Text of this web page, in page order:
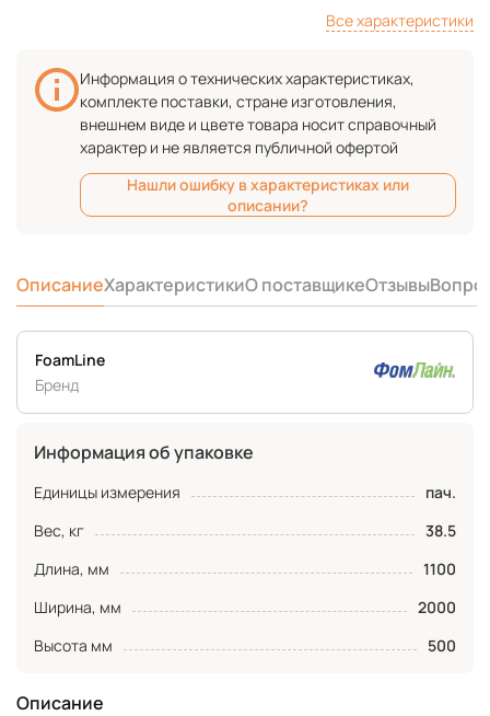
Все характеристики
Информация о технических характеристиках,
комплекте поставки, стране изготовления,
внешнем виде и цвете товара носит справочный
характер и не является публичной офертой
Нашли ошибку в характеристиках или
описании?
ОписаниеХарактеристикиО поставщикеОтзывы
Описание
FoamLine
Бренд
Информация об упаковке
Единицы измерения
пач.
Вес, кг
38.5
Длина, мм
1100
Ширина, мм
2000
Высота мм
500